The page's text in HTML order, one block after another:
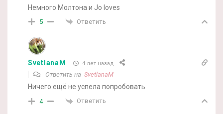
Немного Молтона и Jo loves
5 Ответить
SvetlanaM 4 лет назад
Ответить на SvetlanaM
Ничего ещё не успела попробовать
4 Ответить